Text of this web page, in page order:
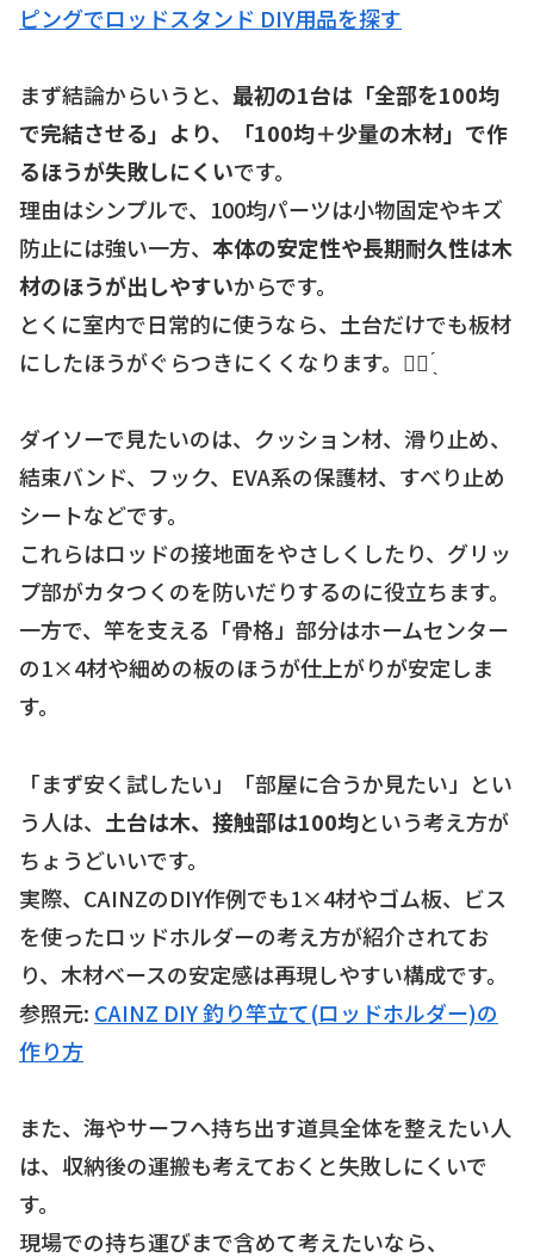
ピングでロッドスタンド DIY用品を探す
まず結論からいうと、 最初の1台は「全部を100均
で完結させる」より、「100均＋少量の木材」で作
るほうが失敗しにくいです。
理由はシンプルで、100均パーツは小物固定やキズ
防止には強い一方、 本体の安定性や長期耐久性は木
材のほうが出しやすいからです。
とくに室内で日常的に使うなら、土台だけでも板材
にしたほうがぐらつきにくくなります。☝🏻 ̖́
ダイソーで見たいのは、クッション材、滑り止め、
結束バンド、フック、EVA系の保護材、すべり止め
シートなどです。
これらはロッドの接地面をやさしくしたり、グリッ
プ部がカタつくのを防いだりするのに役立ちます。
一方で、竿を支える「骨格」部分はホームセンター
の1×4材や細めの板のほうが仕上がりが安定しま
す。
「まず安く試したい」「部屋に合うか見たい」とい
う人は、 土台は木、接触部は100均という考え方が
ちょうどいいです。
実際、CAINZのDIY作例でも1×4材やゴム板、ビス
を使ったロッドホルダーの考え方が紹介されてお
り、木材ベースの安定感は再現しやすい構成です。
参照元: CAINZ DIY 釣り竿立て(ロッドホルダー)の
作り方
また、海やサーフへ持ち出す道具全体を整えたい人
は、収納後の運搬も考えておくと失敗しにくいで
す。
現場での持ち運びまで含めて考えたいなら、